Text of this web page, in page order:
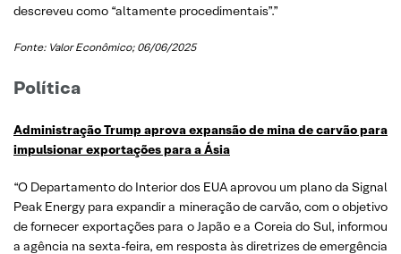
descreveu como “altamente procedimentais”.”
Fonte: Valor Econômico; 06/06/2025
Política
Administração Trump aprova expansão de mina de carvão para
impulsionar exportações para a Ásia
“O Departamento do Interior dos EUA aprovou um plano da Signal
Peak Energy para expandir a mineração de carvão, com o objetivo
de fornecer exportações para o Japão e a Coreia do Sul, informou
a agência na sexta-feira, em resposta às diretrizes de emergência